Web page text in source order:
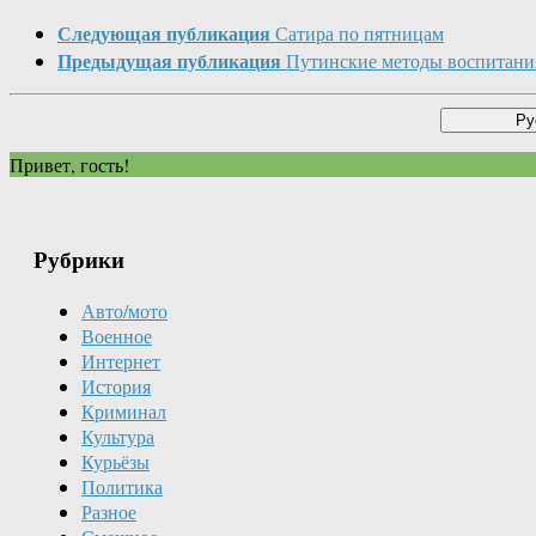
Следующая публикация Сатира по пятницам
Предыдущая публикация Путинские методы
Привет, гость!
Рубрики
Авто/мото
Военное
Интернет
История
Криминал
Культура
Курьёзы
Политика
Разное